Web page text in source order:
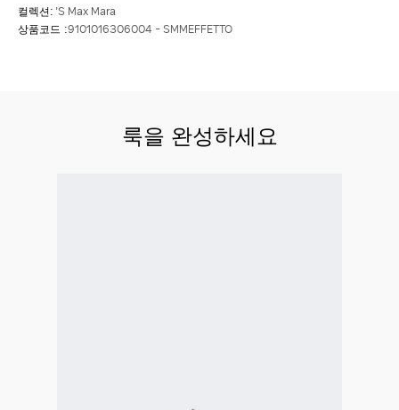
컬렉션: 'S Max Mara
상품코드 :9101016306004 - SMMEFFETTO
룩을 완성하세요